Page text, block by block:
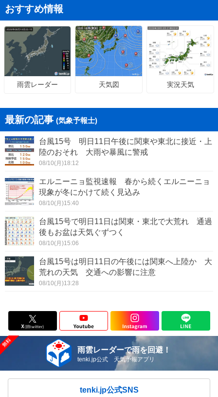
おすすめ情報
雨雲レーダー 天気図 実況天気
最新の記事 (気象予報士)
台風15号 明日11日午後に関東や東北に接近・上
陸のおそれ 大雨や暴風に警戒
08/10(月)18:12
エルニーニョ監視速報 春から続くエルニーニョ
現象が冬にかけて続く見込み
08/10(月)15:40
台風15号で明日11日は関東・東北で大荒れ 通過
後もお盆は天気ぐずつく
08/10(月)15:06
台風15号は明日11日の午後には関東へ上陸か 大
荒れの天気 交通への影響に注意
08/10(月)13:28
雨雲レーダーで雨を回避！
tenki.jp公式 天気予報アプリ
tenki.jp公式SNS